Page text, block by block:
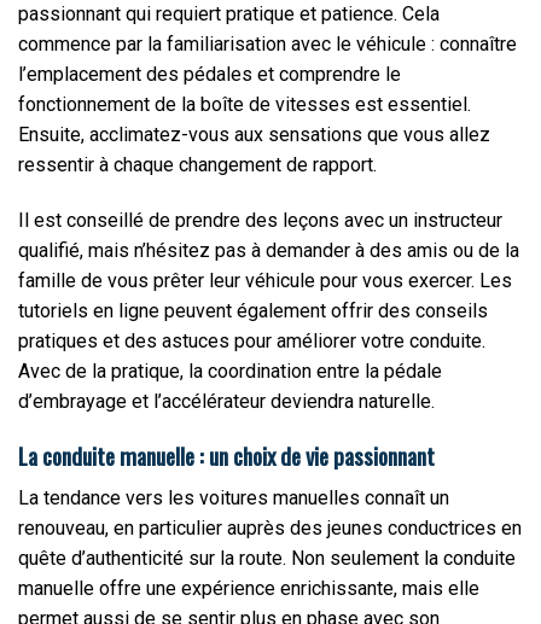
passionnant qui requiert pratique et patience. Cela
commence par la familiarisation avec le véhicule : connaître
l’emplacement des pédales et comprendre le
fonctionnement de la boîte de vitesses est essentiel.
Ensuite, acclimatez-vous aux sensations que vous allez
ressentir à chaque changement de rapport.
Il est conseillé de prendre des leçons avec un instructeur
qualifié, mais n’hésitez pas à demander à des amis ou de la
famille de vous prêter leur véhicule pour vous exercer. Les
tutoriels en ligne peuvent également offrir des conseils
pratiques et des astuces pour améliorer votre conduite.
Avec de la pratique, la coordination entre la pédale
d’embrayage et l’accélérateur deviendra naturelle.
La conduite manuelle : un choix de vie passionnant
La tendance vers les voitures manuelles connaît un
renouveau, en particulier auprès des jeunes conductrices en
quête d’authenticité sur la route. Non seulement la conduite
manuelle offre une expérience enrichissante, mais elle
permet aussi de se sentir plus en phase avec son